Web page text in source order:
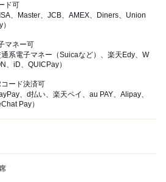
ド可
、Master、JCB、AMEX、Diners、Union
マネー可
通系電子マネー（Suicaなど）、楽天Edy、W
、iD、QUICPay）
ード決済可
、d払い、楽天ペイ、au PAY、Alipay、
Pay）